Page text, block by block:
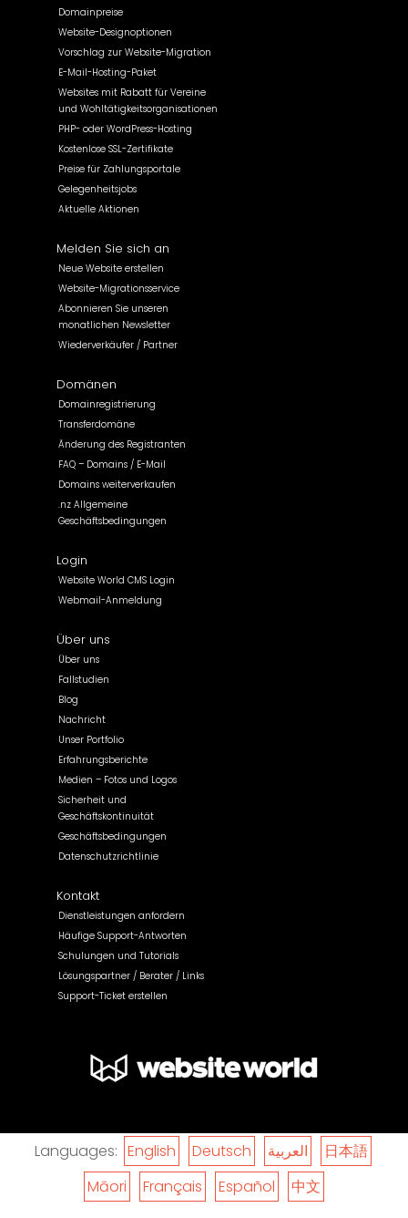
Domainpreise
Website-Designoptionen
Vorschlag zur Website-Migration
E-Mail-Hosting-Paket
Websites mit Rabatt für Vereine
und Wohltätigkeitsorganisationen
PHP- oder WordPress-Hosting
Kostenlose SSL-Zertifikate
Preise für Zahlungsportale
Gelegenheitsjobs
Aktuelle Aktionen
Melden Sie sich an
Neue Website erstellen
Website-Migrationsservice
Abonnieren Sie unseren
monatlichen Newsletter
Wiederverkäufer / Partner
Domänen
Domainregistrierung
Transferdomäne
Änderung des Registranten
FAQ – Domains / E-Mail
Domains weiterverkaufen
.nz Allgemeine
Geschäftsbedingungen
Login
Website World CMS Login
Webmail-Anmeldung
Über uns
Über uns
Fallstudien
Blog
Nachricht
Unser Portfolio
Erfahrungsberichte
Medien – Fotos und Logos
Sicherheit und
Geschäftskontinuität
Geschäftsbedingungen
Datenschutzrichtlinie
Kontakt
Dienstleistungen anfordern
Häufige Support-Antworten
Schulungen und Tutorials
Lösungspartner / Berater / Links
Support-Ticket erstellen
Languages: English Deutsch العربية
日本語
Māori
Français Español 中文